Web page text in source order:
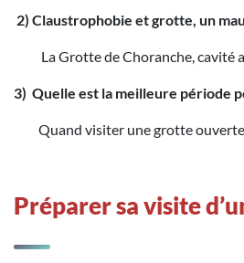
2) Claustrophobie et grotte, un
La Grotte de Choranche, cavité
3) Quelle est la meilleure période
Quand visiter une grotte ouverte
Préparer sa visite